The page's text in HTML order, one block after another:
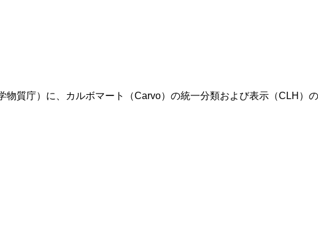
質庁）に、カルボマート（Carvo）の統一分類および表示（CLH）の